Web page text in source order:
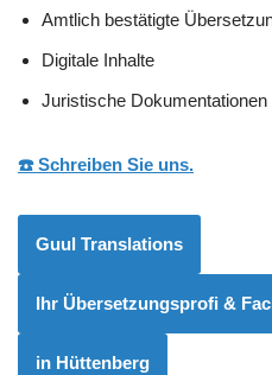
Amtlich bestätigte
Digitale Inhalte
Juristische Dokumentationen
☎️ Schreiben Sie uns.
Guul Translations
Ihr Übersetzungsprofi &
in Hüttenberg